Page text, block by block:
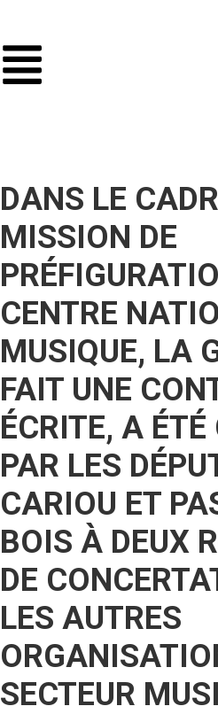
DANS LE
MISSION DE
CENTRE
MUSIQUE, LA
FAIT UNE
ÉCRITE, A ÉTÉ
PAR LES
CARIOU ET
BOIS À DEUX
DE
LES AUTRES
SECTEUR